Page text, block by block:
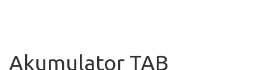
Akumulator TAB